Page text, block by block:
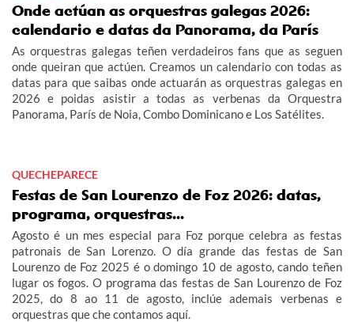
Onde actúan as orquestras galegas 2026:
calendario e datas da Panorama, da París
As orquestras galegas teñen verdadeiros fans que as seguen
onde queiran que actúen. Creamos un calendario con todas as
datas para que saibas onde actuarán as orquestras galegas en
2026 e poidas asistir a todas as verbenas da Orquestra
Panorama, París de Noia, Combo Dominicano e Los Satélites.
QUECHEPARECE
Festas de San Lourenzo de Foz 2026: datas,
programa, orquestras...
Agosto é un mes especial para Foz porque celebra as festas
patronais de San Lorenzo. O día grande das festas de San
Lourenzo de Foz 2025 é o domingo 10 de agosto, cando teñen
lugar os fogos. O programa das festas de San Lourenzo de Foz
2025, do 8 ao 11 de agosto, inclúe ademais verbenas e
orquestras que che contamos aquí.